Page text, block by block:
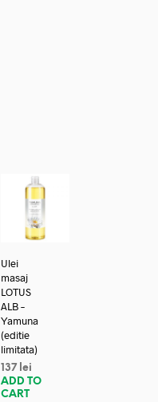
Ulei
masaj
LOTUS
ALB –
Yamuna
(editie
limitata)
137 lei
ADD TO
CART